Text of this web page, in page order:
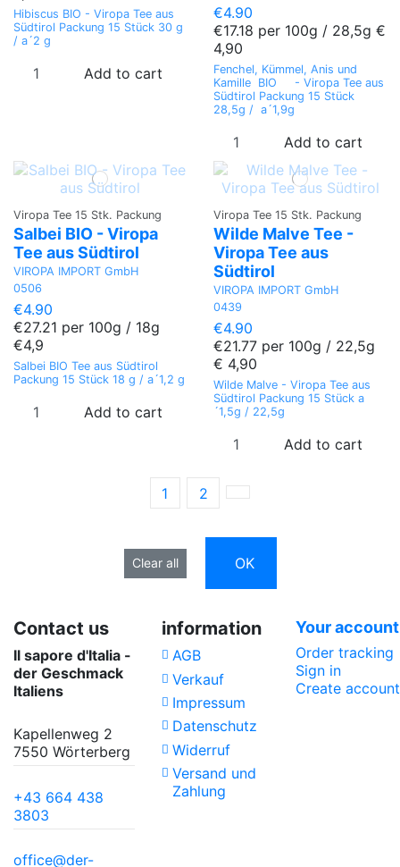
Hibiscus BIO - Viropa Tee aus
Südtirol Packung 15 Stück 30 g
/ a´2 g
Add to cart
€4.90
€17.18 per 100g / 28,5g €
4,90
Fenchel, Kümmel, Anis und
Kamille BIO - Viropa Tee aus
Südtirol Packung 15 Stück
28,5g / a´1,9g
Add to cart
Viropa Tee 15 Stk. Packung
Salbei BIO - Viropa
Tee aus Südtirol
VIROPA IMPORT GmbH
0506
€4.90
€27.21 per 100g / 18g
€4,9
Salbei BIO Tee aus Südtirol
Packung 15 Stück 18 g / a´1,2 g
Add to cart
Viropa Tee 15 Stk. Packung
Wilde Malve Tee -
Viropa Tee aus
Südtirol
VIROPA IMPORT GmbH
0439
€4.90
€21.77 per 100g / 22,5g
€ 4,90
Wilde Malve - Viropa Tee aus
Südtirol Packung 15 Stück a
´1,5g / 22,5g
Add to cart
1 2
Clear all OK
Contact us
Il sapore d'Italia -
der Geschmack
Italiens
Kapellenweg 2
7550 Wörterberg
+43 664 438
3803
office@der-
information
AGB
Verkauf
Impressum
Datenschutz
Widerruf
Versand und
Zahlung
Your account
Order tracking
Sign in
Create account